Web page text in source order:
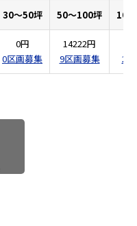
30～50坪 50～100坪 100
0円
0区画募集
14222円
9区画募集
2